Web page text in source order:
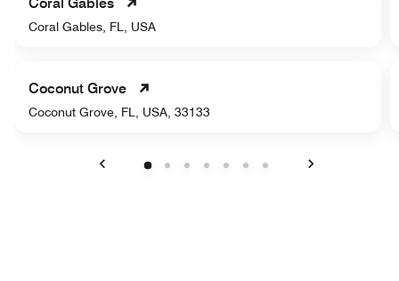
Coral Gables, FL, USA
Coconut Grove
Coconut Grove, FL, USA, 33133